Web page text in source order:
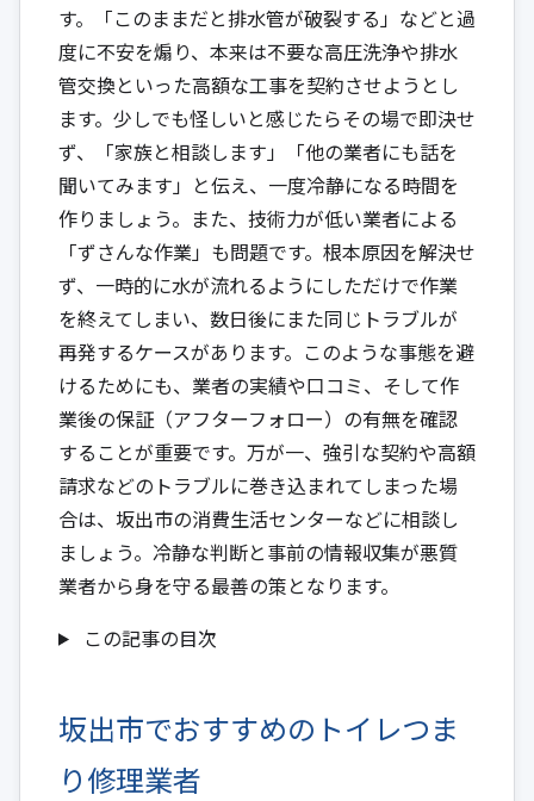
す。「このままだと排水管が破裂する」などと過
度に不安を煽り、本来は不要な高圧洗浄や排水
管交換といった高額な工事を契約させようとし
ます。少しでも怪しいと感じたらその場で即決せ
ず、「家族と相談します」「他の業者にも話を
聞いてみます」と伝え、一度冷静になる時間を
作りましょう。また、技術力が低い業者による
「ずさんな作業」も問題です。根本原因を解決せ
ず、一時的に水が流れるようにしただけで作業
を終えてしまい、数日後にまた同じトラブルが
再発するケースがあります。このような事態を避
けるためにも、業者の実績や口コミ、そして作
業後の保証（アフターフォロー）の有無を確認
することが重要です。万が一、強引な契約や高額
請求などのトラブルに巻き込まれてしまった場
合は、坂出市の消費生活センターなどに相談し
ましょう。冷静な判断と事前の情報収集が悪質
業者から身を守る最善の策となります。
この記事の目次
坂出市でおすすめのトイレつま
り修理業者